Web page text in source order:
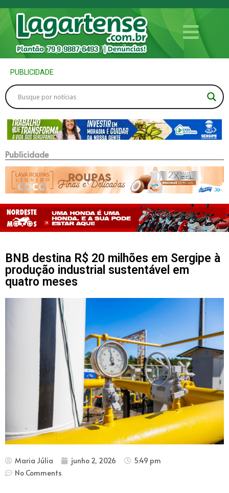
PUBLICIDADE
Publicidade
BNB destina R$ 20 milhões em Sergipe à
produção industrial sustentável em
quatro meses
Maria Júlia junho 2, 2026
5:49 pm
No Comments